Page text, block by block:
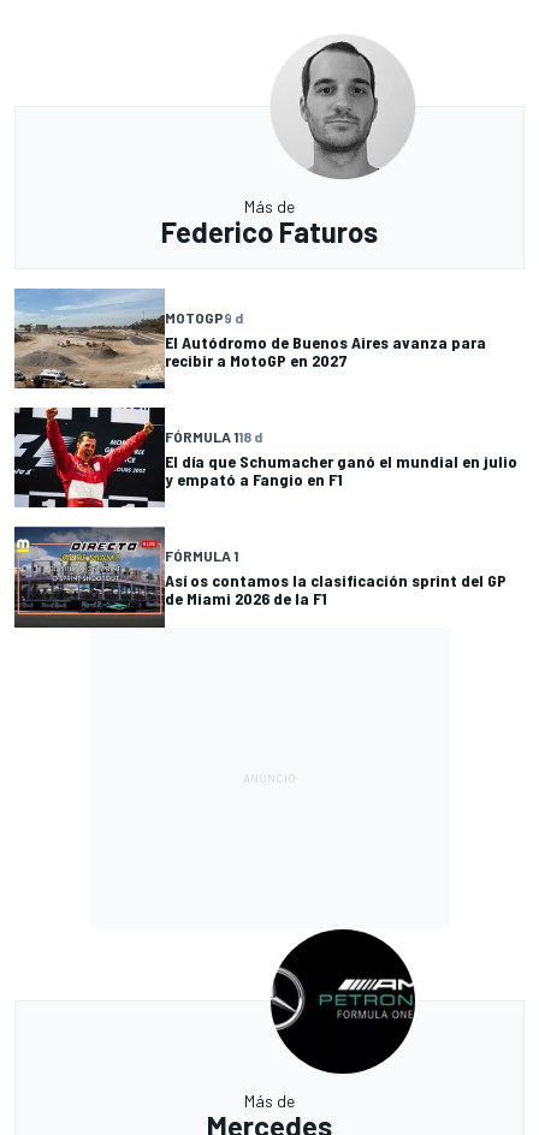
Más de
Federico Faturos
MOTOGP9 d
El Autódromo de Buenos Aires avanza para
recibir a MotoGP en 2027
FÓRMULA 118 d
El día que Schumacher ganó el mundial en julio
y empató a Fangio en F1
FÓRMULA 1
Así os contamos la clasificación sprint del GP
de Miami 2026 de la F1
Más de
Mercedes